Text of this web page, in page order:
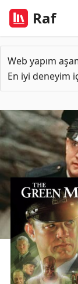
Raf
Web yapım
En iyi deneyim